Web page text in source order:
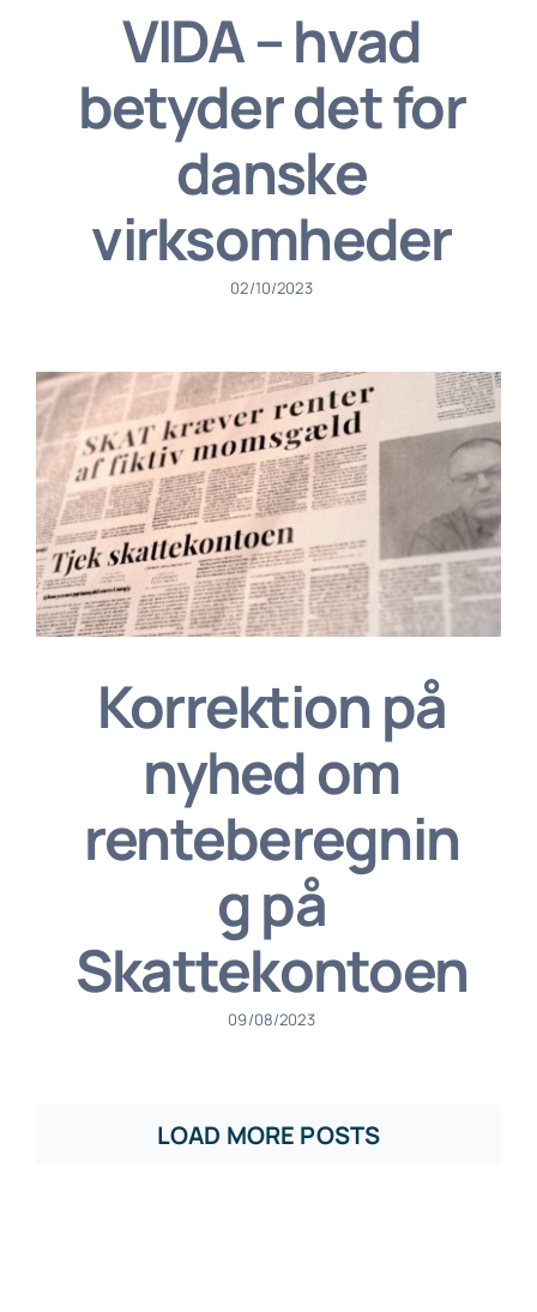
VIDA – hvad
betyder det for
danske
virksomheder
02/10/2023
Korrektion på
nyhed om
renteberegnin
g på
Skattekontoen
09/08/2023
LOAD MORE POSTS